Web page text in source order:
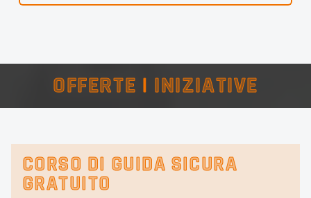
OFFERTE | INIZIATIVE
CORSO DI GUIDA SICURA
GRATUITO